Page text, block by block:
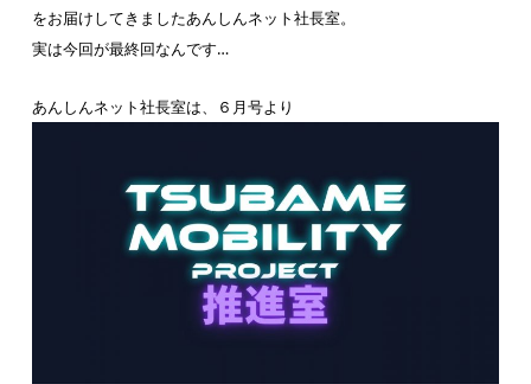
をお届けしてきましたあんしんネット社長室。
実は今回が最終回なんです…
あんしんネット社長室は、６月号より